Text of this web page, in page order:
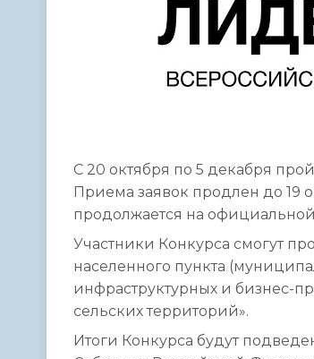
С 20 октября по 5 декабря
Приема заявок продлен до 19
продолжается на
Участники Конкурса смогут
населенного пункта
инфраструктурных и бизнес-
сельских территорий».
Итоги Конкурса будут